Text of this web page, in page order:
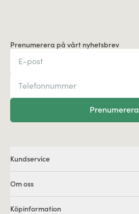
Prenumerera på vårt nyhetsbrev
Prenumerera
Kundservice
Om oss
Köpinformation